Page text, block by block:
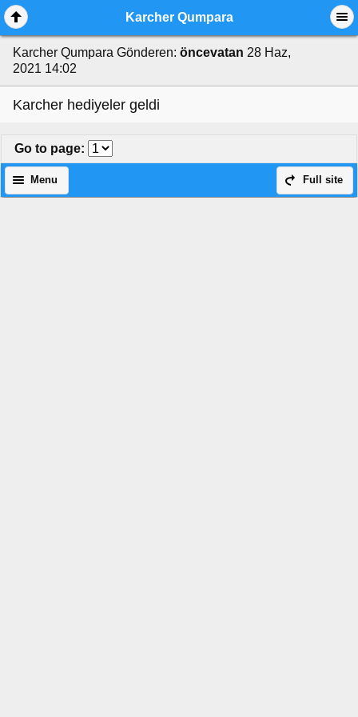
Karcher Qumpara
Karcher Qumpara Gönderen: öncevatan 28 Haz,
2021 14:02
Karcher hediyeler geldi
Go to page:
Full site
Menu